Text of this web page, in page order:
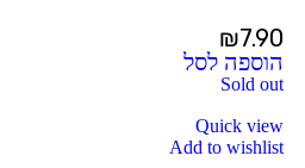
₪7.90
הוספה לסל
Sold out
Quick view
Add to wishlist